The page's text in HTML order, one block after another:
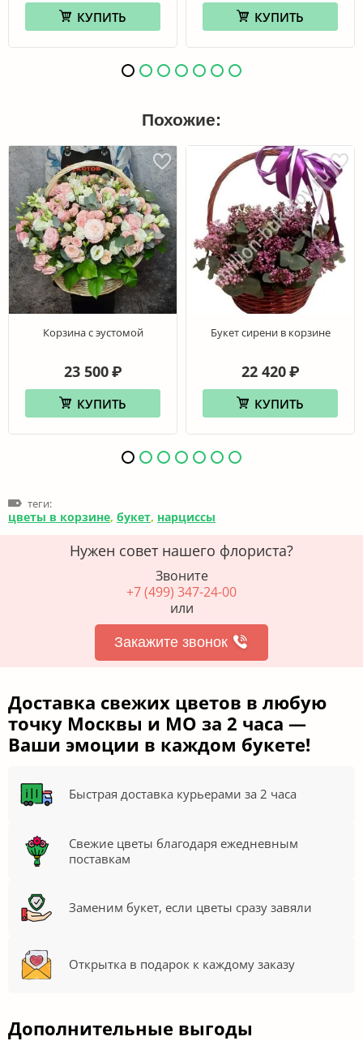
КУПИТЬ КУПИТЬ
Похожие:
Корзина с эустомой
23 500 ₽
КУПИТЬ
Букет сирени в корзине
22 420 ₽
КУПИТЬ
теги:
цветы в корзине, букет, нарциссы
Нужен совет нашего флориста?
Звоните
+7 (499) 347-24-00
или
Закажите звонок
Доставка свежих цветов в любую
точку Москвы и МО за 2 часа —
Ваши эмоции в каждом букете!
Быстрая доставка курьерами за 2 часа
Свежие цветы благодаря ежедневным
поставкам
Заменим букет, если цветы сразу завяли
Открытка в подарок к каждому заказу
Дополнительные выгоды